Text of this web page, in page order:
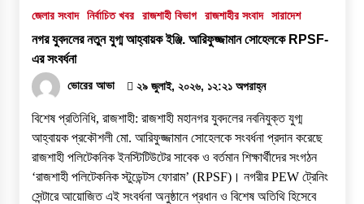
জেলার সংবাদ নির্বাচিত খবর রাজশাহী বিভাগ রাজশাহীর সংবাদ সারাদেশ
নগর যুবদলের নতুন যুগ্ম আহ্বায়ক ইঞ্জি. আরিফুজ্জামান সোহেলকে RPSF-
এর সংবর্ধনা
ভোরের আভা ২৯ জুলাই, ২০২৬, ১২:২১ অপরাহ্ন
বিশেষ প্রতিনিধি, রাজশাহী: রাজশাহী মহানগর যুবদলের নবনিযুক্ত যুগ্ম
আহ্বায়ক প্রকৌশলী মো. আরিফুজ্জামান সোহেলকে সংবর্ধনা প্রদান করেছে
রাজশাহী পলিটেকনিক ইনস্টিটিউটের সাবেক ও বর্তমান শিক্ষার্থীদের সংগঠন
‘রাজশাহী পলিটেকনিক স্টুডেন্টস ফোরাম’ (RPSF)। ​নগরীর PEW ট্রেনিং
সেন্টারে আয়োজিত এই সংবর্ধনা অনুষ্ঠানে প্রধান ও বিশেষ অতিথি হিসেবে